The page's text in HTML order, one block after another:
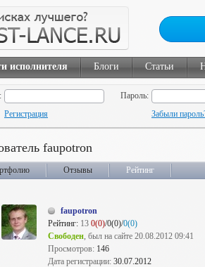
исполнителя Блоги Статьи
Пароль:
Регистрация
Забыли
faupotron
Отзывы Рейтинг
faupotron
Рейтинг: 13 0(0)/0(0)/0(0)
Свободен, был на сайте 20.08.2012 09:41
Просмотров: 146
Дата регистрации: 30.07.2012